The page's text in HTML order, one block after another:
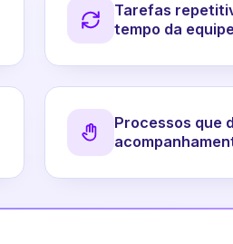
Tarefas
tempo da
Processos que